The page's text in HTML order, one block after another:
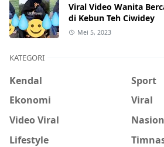
Viral Video Wanita
di Kebun Teh Ciwidey
Mei 5, 2023
KATEGORI
Kendal
Sport
Ekonomi
Viral
Video Viral
Lifestyle